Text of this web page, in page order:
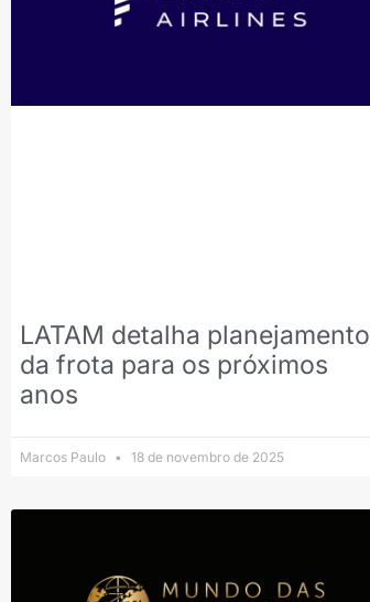
LATAM detalha planejamento
da frota para os próximos
anos
Marcos Paulo 18 de novembro de 2025